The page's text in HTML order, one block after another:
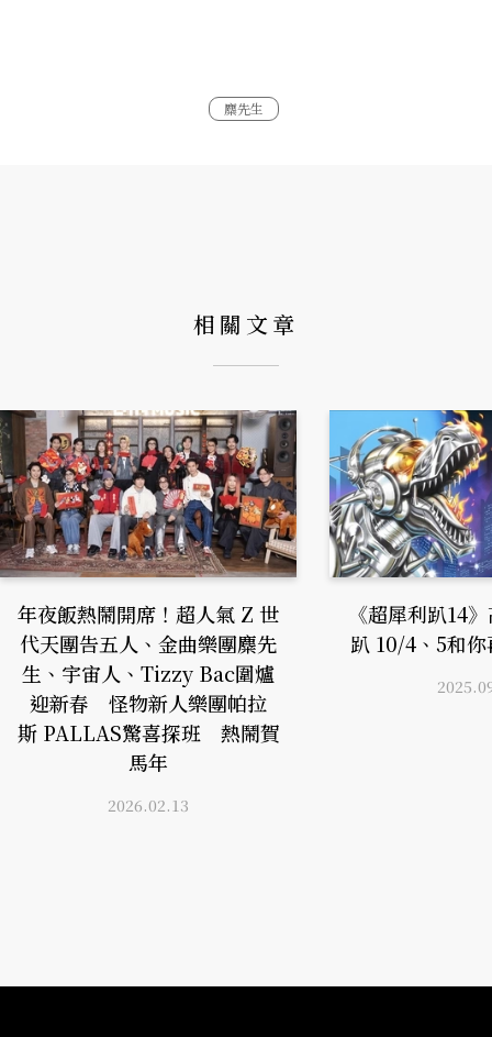
麋先生
相關文章
年夜飯熱鬧開席！超人氣 Z 世
代天團告五人、金曲樂團麋先
生、宇宙人、Tizzy Bac圍爐
迎新春 怪物新人樂團帕拉
斯 PALLAS驚喜探班 熱鬧賀
馬年
2026.02.13
《超犀利趴14
趴 10/4、5和